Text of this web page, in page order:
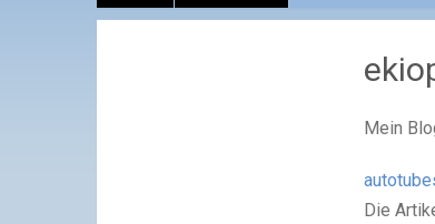
Mein
Die